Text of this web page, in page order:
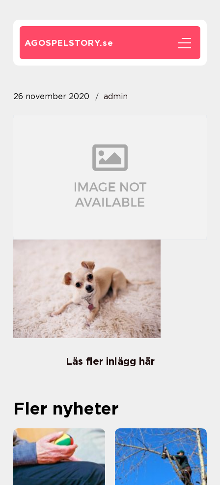
AGOSPELSTORY.se
26 november 2020 admin
Läs fler inlägg här
Fler nyheter